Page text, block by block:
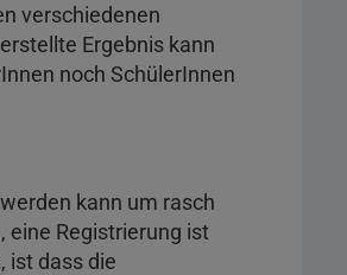
verschiedenen
Ergebnis kann
noch SchülerInnen
kann um rasch
eine Registrierung ist
ist dass die